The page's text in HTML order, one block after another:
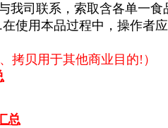
司联系，索取含各单一
使用本品过程中，操作者
拷贝用于其他商业目的!）
总